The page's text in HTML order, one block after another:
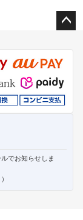
ジト
ップ
へ
でお知らせしま